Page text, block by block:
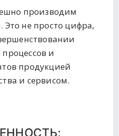
производим
не просто цифра,
и
продукцией
и сервисом.